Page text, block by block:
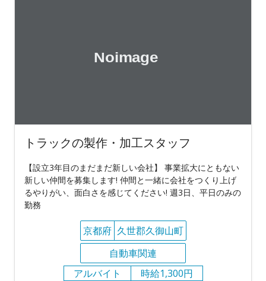
トラックの製作・加工スタッフ
【設立3年目のまだまだ新しい会社】 事業拡大にともない
新しい仲間を募集します! 仲間と一緒に会社をつくり上げ
るやりがい、面白さを感じてください! 週3日、平日のみの
勤務
京都府 久世郡久御山町
自動車関連
アルバイト
時給1,300円